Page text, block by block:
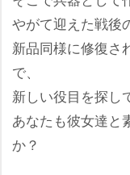
がて迎えた戦後の
新品同様に修復さ
で、
新しい役目を探し
あなたも彼女達と
か？